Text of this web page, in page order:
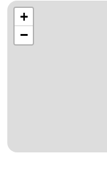
+
−